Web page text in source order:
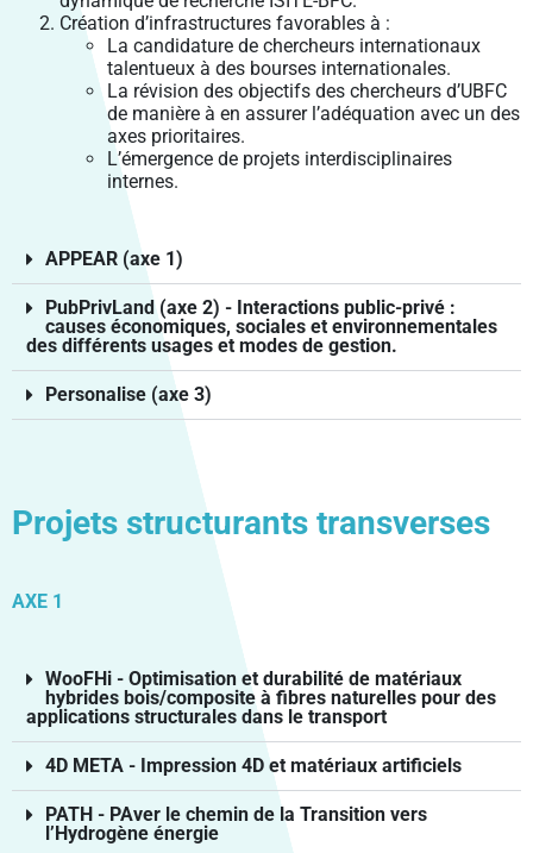
RECRUTEMENT DES ÉTABLISSEMENTS MEMBRES
PROJETS INTÉGRÉS
FELLOWS
MASTERS ISITE-BFC
COLLOQUE SCIENTIFIQUE ISITE-BFC
PÔLE SHS
PÔLE DGEP
PÔLE SV2TEA
POLYTECHNICUM
LABEX LIPSTIC
NCU RITM–BFC
PLATEFORME SMARTLIGHT
CALHIPSO
PROSPECTIVES
PROJETS EUROPÉENS
PROJETS FEDER
SANTÉ PUBLIQUE BFC
PRODUCTIONS
CHARTE DE SIGNATURE SCIENTIFIQUE
PUBLICATIONS SCIENTIFIQUES
PRIX ET DISTINCTIONS
SCIENCE OUVERTE
OUVERTURE DES DONNÉES DE LA RECHERCHE :
DAT@UBFC
SCIENCE AVEC ET POUR LA SOCIÉTÉ
VALORISATION
PORTRAITS DE CHERCHEURS
ENVIRONNEMENTS-SANTÉ
CARNOT-PASTEUR
SCIENCES POUR L’INGÉNIEUR ET MICROTECHNIQUES
DROIT, GESTION, SCIENCES ÉCONOMIQUES ET POLITIQUES
LETTRES, COMMUNICATION, LANGUES, ART
SOCIÉTÉS, ESPACE, PRATIQUES, TEMPS
FORMATION CONTINUE
ENTREPRENEURIAT
ENTREPRENEURIAT ÉTUDIANT : PEPITE-BFC
ENTREPRENEURIAT ET DOCTORAT
INSERTION PROFESSIONNELLE
DOCTORAT ET CARRIÈRE PROFESSIONNELLE
RÉSEAU UBFC ALUMNI
CROUS BOURGOGNE – FRANCHE-COMTÉ
SIGNALER UNE SITUATION D’URGENCE
CONSTRUIRE LA VIE ÉTUDIANTE 2024-2029
VENIR À UBFC
PARTIR À L’ÉTRANGER
CONTACTS
Création d’infrastructures favorables à :
La candidature de chercheurs internationaux
talentueux à des bourses internationales.
La révision des objectifs des chercheurs d’UBFC
de manière à en assurer l’adéquation avec un des
axes prioritaires.
L’émergence de projets interdisciplinaires
internes.
APPEAR (axe 1)
PubPrivLand (axe 2) - Interactions public-privé :
causes économiques, sociales et environnementales
des différents usages et modes de gestion.
Personalise (axe 3)
Projets structurants transverses
AXE 1
WooFHi - Optimisation et durabilité de matériaux
hybrides bois/composite à fibres naturelles pour des
applications structurales dans le transport
4D META - Impression 4D et matériaux artificiels
PATH - PAver le chemin de la Transition vers
l’Hydrogène énergie